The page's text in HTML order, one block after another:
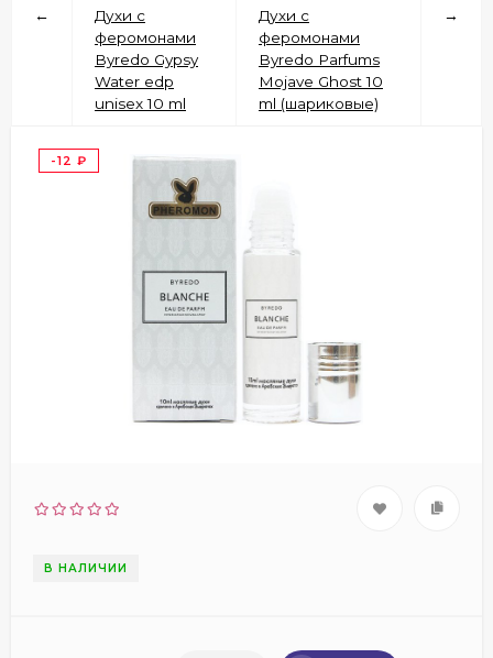
←
Духи с
феромонами
Byredo Gypsy
Water edp
unisex 10 ml
Духи с
феромонами
Byredo Parfums
Mojave Ghost 10
ml (шариковые)
→
-12 ₽
В НАЛИЧИИ